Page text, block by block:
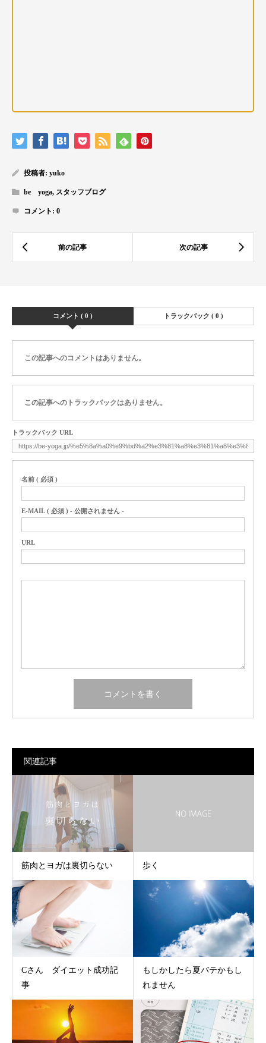
投稿者: yuko
be yoga, スタッフブログ
コメント: 0
コメント ( 0 ) トラックバック ( 0 )
この記事へのコメントはありません。
この記事へのトラックバックはありません。
トラックバック URL
名前 ( 必須 )
E-MAIL ( 必須 ) - 公開されません -
URL
関連記事
筋肉とヨガは裏切らない 歩く
Cさん ダイエット成功記
事
もしかしたら夏バテかもし
れません